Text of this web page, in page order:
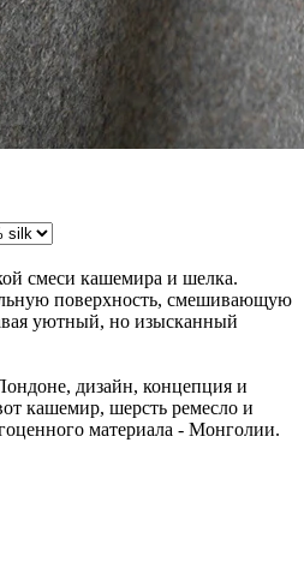
смеси кашемира и шелка.
поверхность, смешивающую
уютный, но изысканный
дизайн, концепция и
кашемир, шерсть ремесло и
материала - Монголии.